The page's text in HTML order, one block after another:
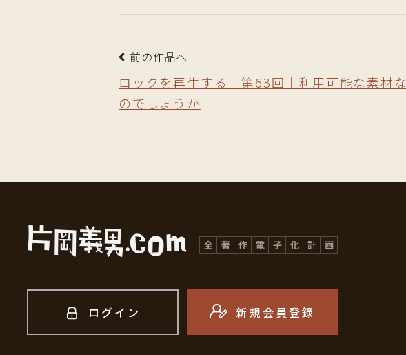
前の作品へ
ロックを再生する｜第63回｜利用可能な素材な
のでしょうか
ログイン 新規会員登録